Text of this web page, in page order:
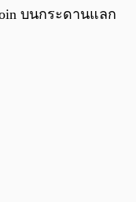
บนกระดานแลก